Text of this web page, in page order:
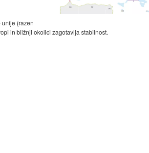
unije (razen
in bližnji okolici zagotavlja stabilnost.